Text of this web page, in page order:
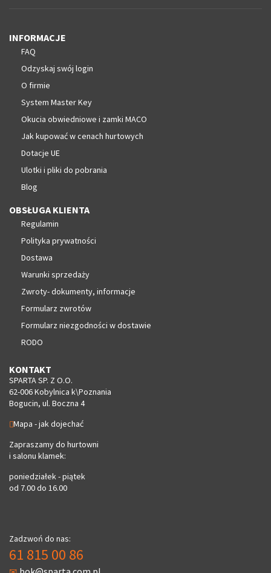
INFORMACJE
FAQ
Odzyskaj swój login
O firmie
System Master Key
Okucia obwiedniowe i zamki MACO
Jak kupować w cenach hurtowych
Dotacje UE
Ulotki i pliki do pobrania
Blog
OBSŁUGA KLIENTA
Regulamin
Polityka prywatności
Dostawa
Warunki sprzedaży
Zwroty- dokumenty, informacje
Formularz zwrotów
Formularz niezgodności w dostawie
RODO
KONTAKT
SPARTA SP. Z O.O.
62-006 Kobylnica k\Poznania
Bogucin, ul. Boczna 4
Mapa - jak dojechać
Zapraszamy do hurtowni
i salonu klamek:
poniedziałek - piątek
od 7.00 do 16.00
Zadzwoń do nas:
61 815 00 86